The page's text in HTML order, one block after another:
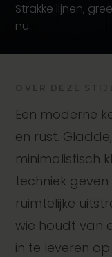
Strakke lijnen,
nu.
OVER DEZE
Een moderne
en rust.
minimalistisch
techniek
ruimtelijke
wie houdt van
in te leveren